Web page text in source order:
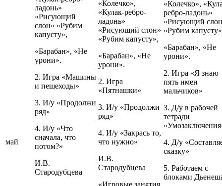
май
ладонь»
«Рисующий
слон» «Рубим
капусту»,
«Барабан», «Не
урони».
2. Игра «Машины
и пешеходы»
3. И/у «Продолжи
ряд»
4. И/у «Что
сначала, что
потом?»
И.В.
Стародубцева
«Колечко»,
«Кулак-ребро-
ладонь»
«Рисующий слон»
«Рубим капусту»,
«Барабан», «Не
урони».
2. Игра
«Пятнашки»
3. И/у «Продолжи
ряд»
4. И/у «Закрась то,
что нужно»
И.В.
Стародубцева
«Колечко»,
ребро-ладонь»
«Рисующий
«Рубим
«Барабан», «Не
урони».
2. Игра «Я знаю
пять имен
мальчиков»
3. Д/у в рабочей
тетради
4. Д/у
сказку»
5. Работаем с
блоками